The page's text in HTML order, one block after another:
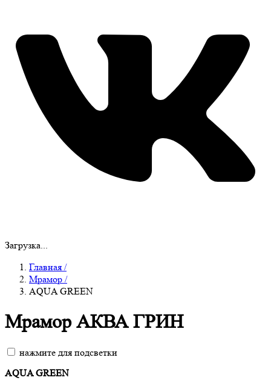
Загрузка...
Главная /
Мрамор /
AQUA GREEN
Мрамор АКВА ГРИН
нажмите для подсветки
AQUA GREEN